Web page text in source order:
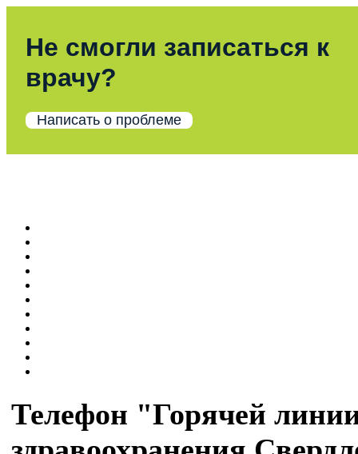
Не смогли записаться к
врачу?
Написать о проблеме
Телефон "Горячей